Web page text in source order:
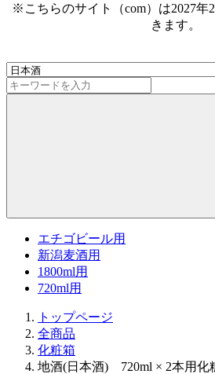
※こちらのサイト（com）は2027年
きます。
エチゴビール用
新潟麦酒用
1800ml用
720ml用
トップページ
全商品
化粧箱
地酒(日本酒) 720ml × 2本用化